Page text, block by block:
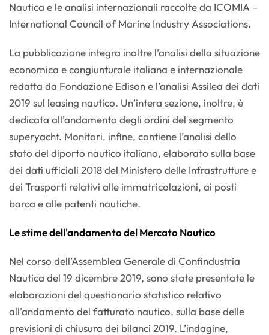
Nautica e le analisi internazionali raccolte da ICOMIA –
International Council of Marine Industry Associations.
La pubblicazione integra inoltre l’analisi della situazione
economica e congiunturale italiana e internazionale
redatta da Fondazione Edison e l’analisi Assilea dei dati
2019 sul leasing nautico. Un’intera sezione, inoltre, è
dedicata all’andamento degli ordini del segmento
superyacht. Monitori, infine, contiene l’analisi dello
stato del diporto nautico italiano, elaborato sulla base
dei dati ufficiali 2018 del Ministero delle Infrastrutture e
dei Trasporti relativi alle immatricolazioni, ai posti
barca e alle patenti nautiche.
Le stime dell'andamento del Mercato Nautico
Nel corso dell’Assemblea Generale di Confindustria
Nautica del 19 dicembre 2019, sono state presentate le
elaborazioni del questionario statistico relativo
all’andamento del fatturato nautico, sulla base delle
previsioni di chiusura dei bilanci 2019. L’indagine,